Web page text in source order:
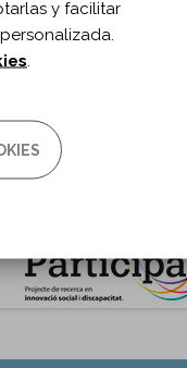
y facilitar